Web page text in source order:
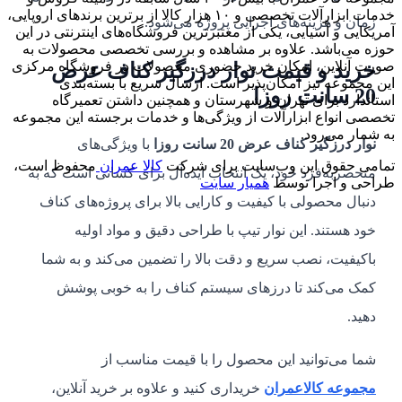
زمان و هزینه‌های اجرایی پروژه می‌شود.
خرید و قیمت نوار درزگیر کناف عرض
20 سانت روزا
نوار درزگیر کناف عرض 20 سانت روزا
با ویژگی‌های
منحصربه‌فرد خود، یک انتخاب ایده‌آل برای کسانی است که به
دنبال محصولی با کیفیت و کارایی بالا برای پروژه‌های کناف
خود هستند. این نوار تیپ با طراحی دقیق و مواد اولیه
باکیفیت، نصب سریع و دقت بالا را تضمین می‌کند و به شما
کمک می‌کند تا درزهای سیستم کناف را به خوبی پوشش
دهید.
شما می‌توانید این محصول را با قیمت مناسب از
مجموعه کالاعمران خریداری کنید و علاوه بر خرید آنلاین،
خدمات ابزارآلات تخصصی و ۱۰ هزار کالا از برترین برندهای اروپایی،
آمریکایی و آسیایی، یکی از معتبرترین فروشگاه‌های اینترنتی در این
حوزه می‌باشد. علاوه بر مشاهده و بررسی تخصصی محصولات به
صورت آنلاین، امکان خرید حضوری محصولات در فروشگاه مرکزی
این مجموعه نیز امکان‌پذیر است. ارسال سریع با بسته‌بندی
استاندارد برای تهران و شهرستان و همچنین داشتن تعمیرگاه
تخصصی انواع ابزارآلات از ویژگی‌ها و خدمات برجسته این مجموعه
به شمار می‌رود.
تمامی حقوق این وب‌سایت برای شرکت کالا عمران محفوظ است،
طراحی و اجرا توسطهمیار سایت